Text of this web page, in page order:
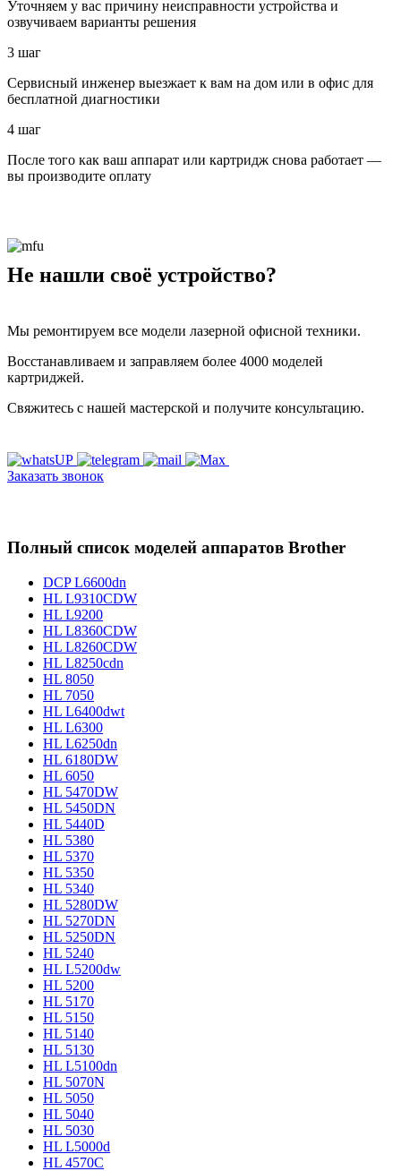
Уточняем у вас причину неисправности устройства и
озвучиваем варианты решения
3 шаг
Сервисный инженер выезжает к вам на дом или в офис для
бесплатной диагностики
4 шаг
После того как ваш аппарат или картридж снова работает —
вы производите оплату
Не нашли своё устройство?
Мы ремонтируем все модели лазерной офисной техники.
Восстанавливаем и заправляем более 4000 моделей
картриджей.
Свяжитесь с нашей мастерской и получите консультацию.
Заказать звонок
Полный список моделей аппаратов Brother
DCP L6600dn
HL L9310CDW
HL L9200
HL L8360CDW
HL L8260CDW
HL L8250cdn
HL 8050
HL 7050
HL L6400dwt
HL L6300
HL L6250dn
HL 6180DW
HL 6050
HL 5470DW
HL 5450DN
HL 5440D
HL 5380
HL 5370
HL 5350
HL 5340
HL 5280DW
HL 5270DN
HL 5250DN
HL 5240
HL L5200dw
HL 5200
HL 5170
HL 5150
HL 5140
HL 5130
HL L5100dn
HL 5070N
HL 5050
HL 5040
HL 5030
HL L5000d
HL 4570C